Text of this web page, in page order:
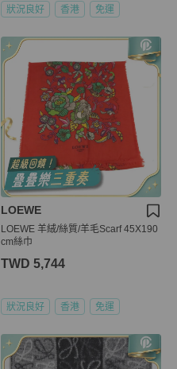
狀況良好 香港 免運
LOEWE
LOEWE 羊絨/絲質/羊毛Scarf 45X190
cm絲巾
TWD 5,744
狀況良好 香港 免運